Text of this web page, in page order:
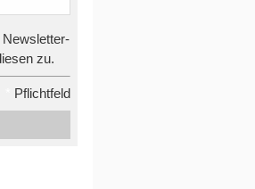
Newsletter-
zu.
Pflichtfeld